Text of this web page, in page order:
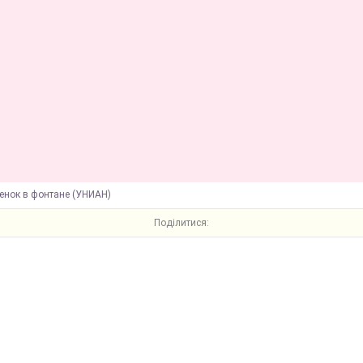
в фонтане (УНИАН)
Поділитися: